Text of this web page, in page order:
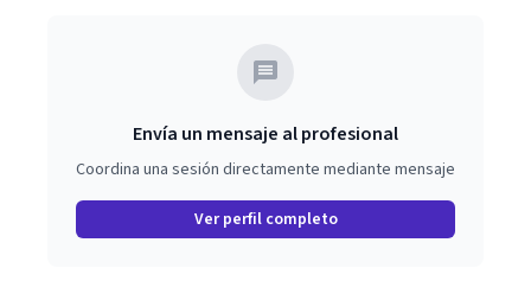
Envía un mensaje al profesional
Coordina una sesión directamente mediante mensaje
Ver perfil completo